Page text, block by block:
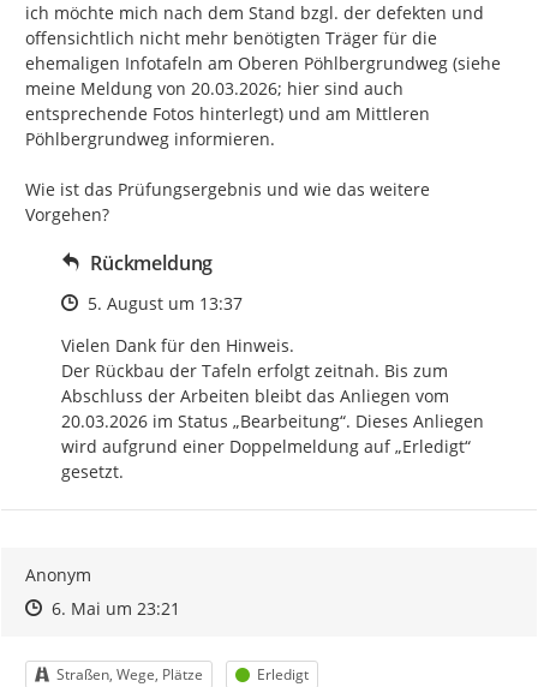
ich möchte mich nach dem Stand bzgl. der defekten und
offensichtlich nicht mehr benötigten Träger für die
ehemaligen Infotafeln am Oberen Pöhlbergrundweg (siehe
meine Meldung von 20.03.2026; hier sind auch
entsprechende Fotos hinterlegt) und am Mittleren
Pöhlbergrundweg informieren.
Wie ist das Prüfungsergebnis und wie das weitere
Vorgehen?
Rückmeldung
Zeitpunkt des Erstellens
5. August um 13:37
Vielen Dank für den Hinweis.
Der Rückbau der Tafeln erfolgt zeitnah. Bis zum
Abschluss der Arbeiten bleibt das Anliegen vom
20.03.2026 im Status „Bearbeitung“. Dieses Anliegen
wird aufgrund einer Doppelmeldung auf „Erledigt“
gesetzt.
Anonym
Zeitpunkt des Erstellens
Zeitpunkt des Erstellens
6. Mai um 23:21
Kategorie
Straßen, Wege, Plätze Status
Erledigt